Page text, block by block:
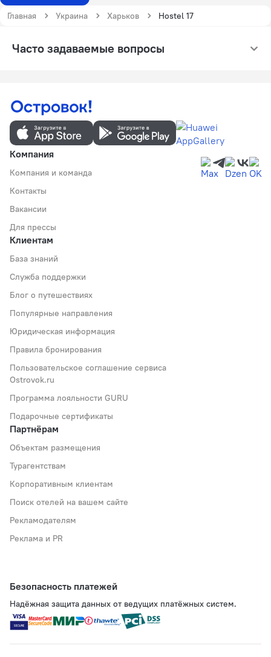
Главная Украина Харьков Hostel 17
Часто задаваемые вопросы
Компания
Компания и команда
Контакты
Вакансии
Для прессы
Клиентам
База знаний
Служба поддержки
Блог о путешествиях
Популярные направления
Юридическая информация
Правила бронирования
Пользовательское соглашение сервиса
Ostrovok.ru
Программа лояльности GURU
Подарочные сертификаты
Партнёрам
Объектам размещения
Турагентствам
Корпоративным клиентам
Поиск отелей на вашем сайте
Рекламодателям
Реклама и PR
Безопасность платежей
Надёжная защита данных от ведущих платёжных систем.